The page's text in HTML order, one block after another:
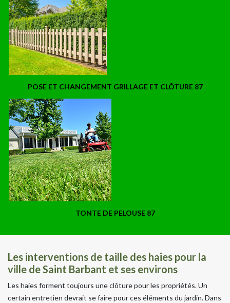
POSE ET CHANGEMENT GRILLAGE ET CLÔTURE 87
TONTE DE PELOUSE 87
Les interventions de taille des haies pour la
ville de Saint Barbant et ses environs
Les haies forment toujours une clôture pour les propriétés. Un
certain entretien devrait se faire pour ces éléments du jardin. Dans